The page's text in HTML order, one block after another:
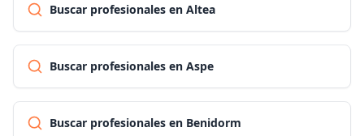
Buscar profesionales en Altea
Buscar profesionales en Aspe
Buscar profesionales en Benidorm